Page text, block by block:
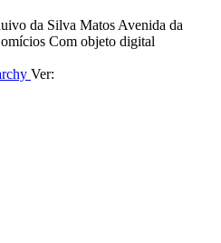
da Silva Matos Avenida da
Com objeto digital
Ver: